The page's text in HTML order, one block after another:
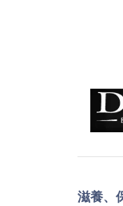
滋養、